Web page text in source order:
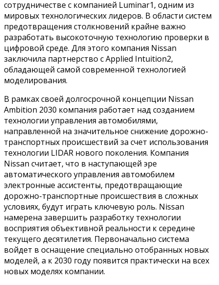
сотрудничестве с компанией Luminar1, одним из
мировых технологических лидеров. В области систем
предотвращения столкновений крайне важно
разработать высокоточную технологию проверки в
цифровой среде. Для этого компания Nissan
заключила партнерство с Applied Intuition2,
обладающей самой современной технологией
моделирования.
В рамках своей долгосрочной концепции Nissan
Ambition 2030 компания работает над созданием
технологии управления автомобилями,
направленной на значительное снижение дорожно-
транспортных происшествий за счет использования
технологии LIDAR нового поколения. Компания
Nissan считает, что в наступающей эре
автоматического управления автомобилем
электронные ассистенты, предотвращающие
дорожно-транспортные происшествия в сложных
условиях, будут играть ключевую роль. Nissan
намерена завершить разработку технологии
восприятия объективной реальности к середине
текущего десятилетия. Первоначально система
войдет в оснащение специально отобранных новых
моделей, а к 2030 году появится практически на всех
новых моделях компании.